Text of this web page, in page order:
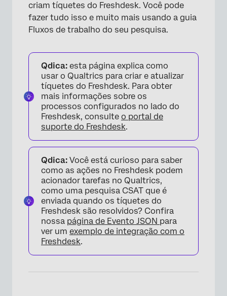
criam tíquetes do Freshdesk. Você pode
fazer tudo isso e muito mais usando a guia
Fluxos de trabalho do seu pesquisa.
Qdica: esta página explica como
usar o Qualtrics para criar e atualizar
tíquetes do Freshdesk. Para obter
mais informações sobre os
processos configurados no lado do
Freshdesk, consulte o portal de
suporte do Freshdesk.
Qdica: Você está curioso para saber
como as ações no Freshdesk podem
acionador tarefas no Qualtrics,
como uma pesquisa CSAT que é
enviada quando os tíquetes do
Freshdesk são resolvidos? Confira
nossa página de Evento JSON para
ver um exemplo de integração com o
Freshdesk.